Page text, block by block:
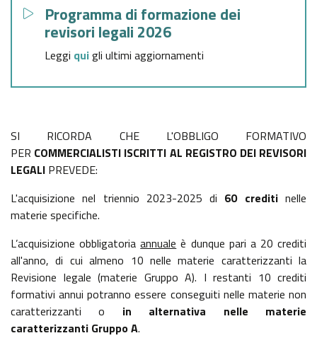
Programma di formazione dei
revisori legali 2026
Leggi quigli ultimi aggiornamenti
SI RICORDA CHE L'OBBLIGO FORMATIVO
PER COMMERCIALISTI ISCRITTI AL REGISTRO DEI REVISORI
LEGALI PREVEDE:
L'acquisizione nel triennio 2023-2025 di 60 creditinelle
materie specifiche.
L’acquisizione obbligatoriaannuale è dunque pari a 20 crediti
all'anno, di cui almeno 10 nelle materie caratterizzanti la
Revisione legale (materie Gruppo A). I restanti 10 crediti
formativi annui potranno essere conseguiti nelle materie non
caratterizzanti o in alternativa nelle materie
caratterizzanti Gruppo A.
SERVIZI EROGATI
PAGAMENTI DELL'AMMINISTRAZIONE
ALTRI CONTENUTI - ACCESSO CIVICO
INTERVENTI STRAORDINARI E DI EMERGENZA